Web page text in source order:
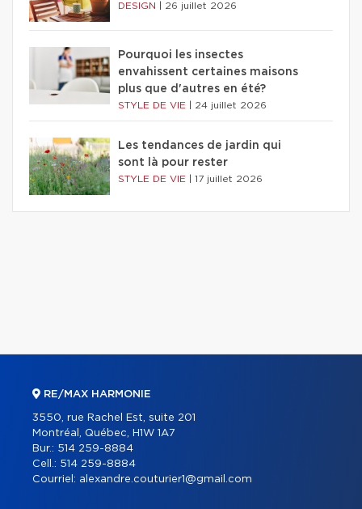
DESIGN 26 juillet 2026
Pourquoi les insectes
envahissent certaines maisons
plus que d'autres en été?
STYLE DE VIE 24 juillet 2026
Les tendances de jardin qui
sont là pour rester
STYLE DE VIE 17 juillet 2026
RE/MAX HARMONIE
3550, rue Rachel Est, suite 201
Montréal, Québec, H1W 1A7
Bur.: 514 259-8884
Cell.: 514 259-8884
Courriel: alexandre.couturier1@gmail.com